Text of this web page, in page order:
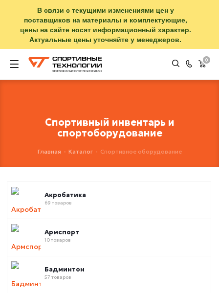
В связи с текущими изменениями цен у
поставщиков на материалы и комплектующие,
цены на сайте носят информационный характер.
Актуальные цены уточняйте у менеджеров.
0
Спортивный инвентарь и
спортоборудование
Главная - Каталог - Спортивное оборудование
Акробатика
69 товаров
Армспорт
10 товаров
Бадминтон
57 товаров